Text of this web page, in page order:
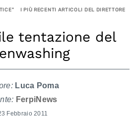
I PIÙ RECENTI ARTICOLI DEL DIRETTORE
tentazione del
Luca Poma
FerpiNews
Febbraio 2011